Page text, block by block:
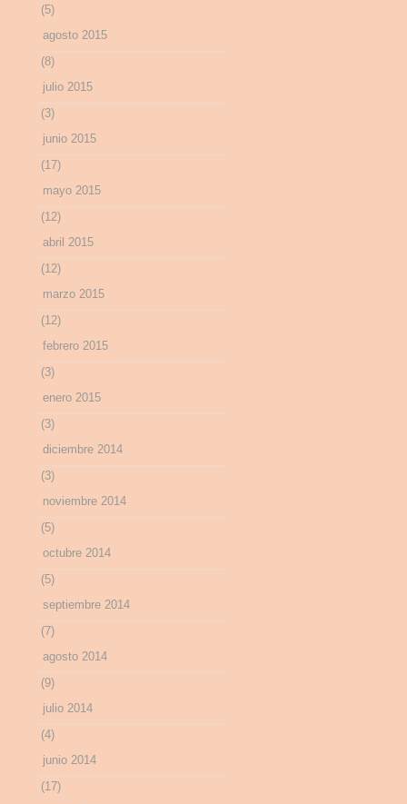
(5)
agosto 2015
(8)
julio 2015
(3)
junio 2015
(17)
mayo 2015
(12)
abril 2015
(12)
marzo 2015
(12)
febrero 2015
(3)
enero 2015
(3)
diciembre 2014
(3)
noviembre 2014
(5)
octubre 2014
(5)
septiembre 2014
(7)
agosto 2014
(9)
julio 2014
(4)
junio 2014
(17)